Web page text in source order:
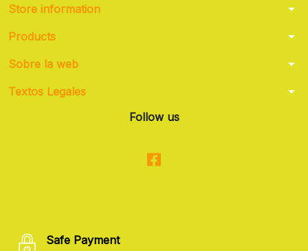
Store information arrow_drop_down
Products arrow_drop_down
Sobre la web arrow_drop_down
Textos Legales arrow_drop_down
Follow us
Safe Payment